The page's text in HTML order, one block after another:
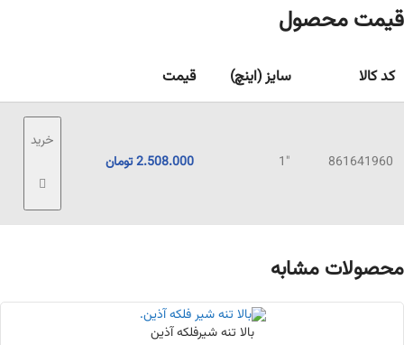
قیمت محصول
کد کالا سایز (اینچ) قیمت
861641960
"1
2.508.000تومان
خرید
محصولات مشابه
بالا تنه شیرفلکه آذین